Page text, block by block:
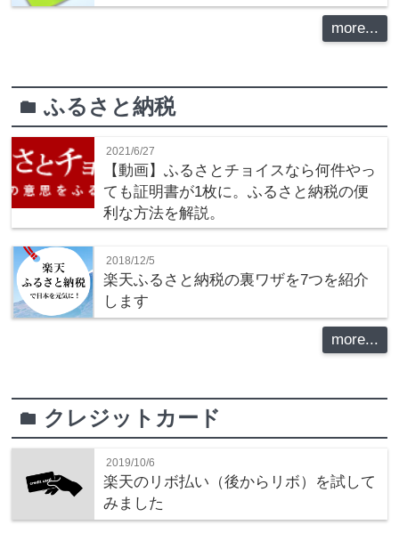
more...
folderふるさと納税
2021/6/27
【動画】ふるさとチョイスなら何件やっ
ても証明書が1枚に。ふるさと納税の便
利な方法を解説。
2018/12/5
楽天ふるさと納税の裏ワザを7つを紹介
します
more...
folder クレジットカード
2019/10/6
楽天のリボ払い（後からリボ）を試して
みました